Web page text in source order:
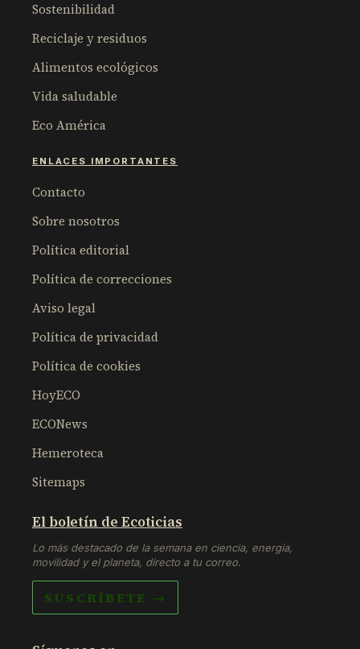
Sostenibilidad
Reciclaje y residuos
Alimentos ecológicos
Vida saludable
Eco América
ENLACES IMPORTANTES
Contacto
Sobre nosotros
Política editorial
Política de correcciones
Aviso legal
Política de privacidad
Política de cookies
HoyECO
ECONews
Hemeroteca
Sitemaps
El boletín de Ecoticias
Lo más destacado de la semana en ciencia, energía,
movilidad y el planeta, directo a tu correo.
SUSCRÍBETE →